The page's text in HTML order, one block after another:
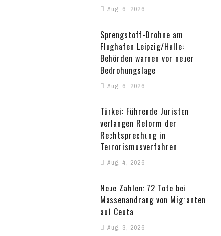
Aug. 6, 2026
Sprengstoff-Drohne am
Flughafen Leipzig/Halle:
Behörden warnen vor neuer
Bedrohungslage
Aug. 6, 2026
Türkei: Führende Juristen
verlangen Reform der
Rechtsprechung in
Terrorismusverfahren
Aug. 4, 2026
Neue Zahlen: 72 Tote bei
Massenandrang von Migranten
auf Ceuta
Aug. 3, 2026